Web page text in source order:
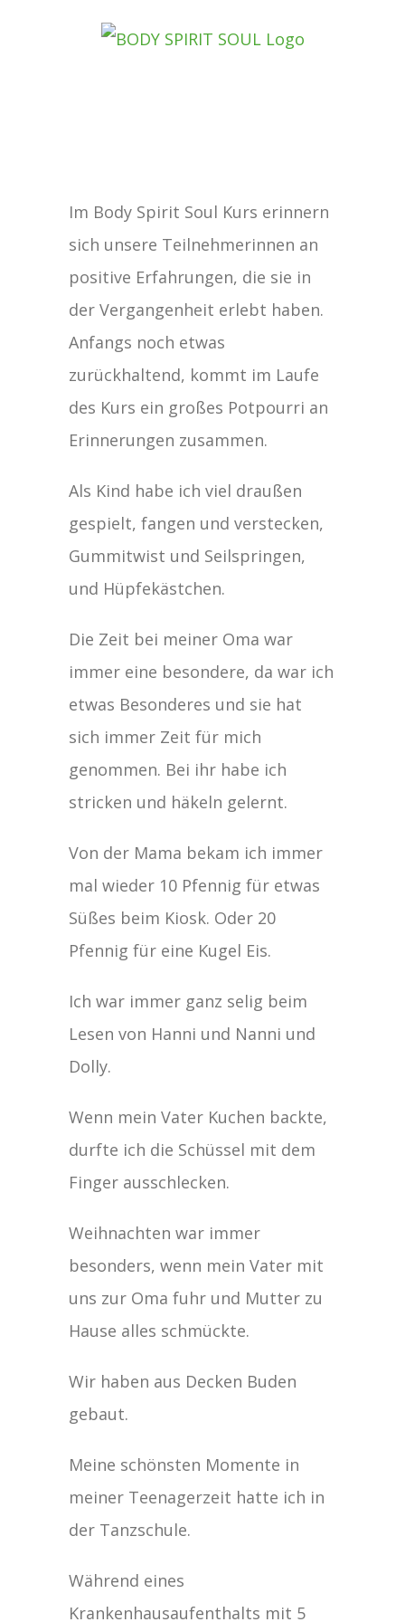
grösseres
Bild
Im Body Spirit Soul Kurs erinnern
sich unsere Teilnehmerinnen an
positive Erfahrungen, die sie in
der Vergangenheit erlebt haben.
Anfangs noch etwas
zurückhaltend, kommt im Laufe
des Kurs ein großes Potpourri an
Erinnerungen zusammen.
Als Kind habe ich viel draußen
gespielt, fangen und verstecken,
Gummitwist und Seilspringen,
und Hüpfekästchen.
Die Zeit bei meiner Oma war
immer eine besondere, da war ich
etwas Besonderes und sie hat
sich immer Zeit für mich
genommen. Bei ihr habe ich
stricken und häkeln gelernt.
Von der Mama bekam ich immer
mal wieder 10 Pfennig für etwas
Süßes beim Kiosk. Oder 20
Pfennig für eine Kugel Eis.
Ich war immer ganz selig beim
Lesen von Hanni und Nanni und
Dolly.
Wenn mein Vater Kuchen backte,
durfte ich die Schüssel mit dem
Finger ausschlecken.
Weihnachten war immer
besonders, wenn mein Vater mit
uns zur Oma fuhr und Mutter zu
Hause alles schmückte.
Wir haben aus Decken Buden
gebaut.
Meine schönsten Momente in
meiner Teenagerzeit hatte ich in
der Tanzschule.
Während eines
Krankenhausaufenthalts mit 5